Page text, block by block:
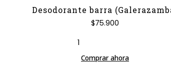
Desodorante barra
$75.900
Comprar ahora